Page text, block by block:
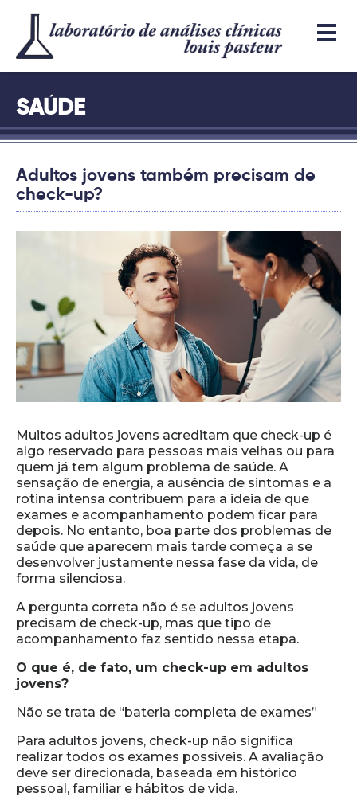
SAÚDE
Adultos jovens também precisam de
check-up?
Muitos adultos jovens acreditam que check-up é
algo reservado para pessoas mais velhas ou para
quem já tem algum problema de saúde. A
sensação de energia, a ausência de sintomas e a
rotina intensa contribuem para a ideia de que
exames e acompanhamento podem ficar para
depois. No entanto, boa parte dos problemas de
saúde que aparecem mais tarde começa a se
desenvolver justamente nessa fase da vida, de
forma silenciosa.
A pergunta correta não é se adultos jovens
precisam de check-up, mas que tipo de
acompanhamento faz sentido nessa etapa.
O que é, de fato, um check-up em adultos
jovens?
Não se trata de “bateria completa de exames”
Para adultos jovens, check-up não significa
realizar todos os exames possíveis. A avaliação
deve ser direcionada, baseada em histórico
pessoal, familiar e hábitos de vida.